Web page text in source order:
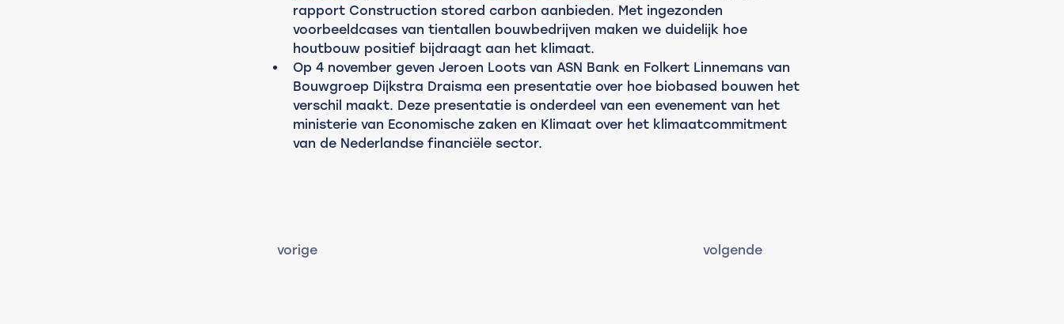
rapport Construction stored carbon aanbieden. Met ingezonden
voorbeeldcases van tientallen bouwbedrijven maken we duidelijk hoe
houtbouw positief bijdraagt aan het klimaat.
Op 4 november geven Jeroen Loots van ASN Bank en Folkert Linnemans van
Bouwgroep Dijkstra Draisma een presentatie over hoe biobased bouwen het
verschil maakt. Deze presentatie is onderdeel van een evenement van het
ministerie van Economische zaken en Klimaat over het klimaatcommitment
van de Nederlandse financiële sector.
vorige volgende